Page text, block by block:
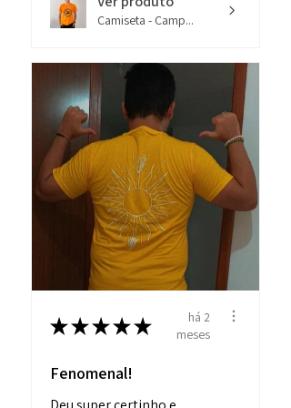
adrenalina da guerra a cada gole!
Camiseta - Camp...
★★★★★
há 2
meses
Fenomenal!